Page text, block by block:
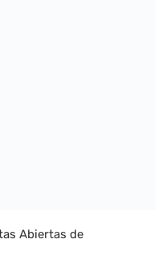
Abiertas de